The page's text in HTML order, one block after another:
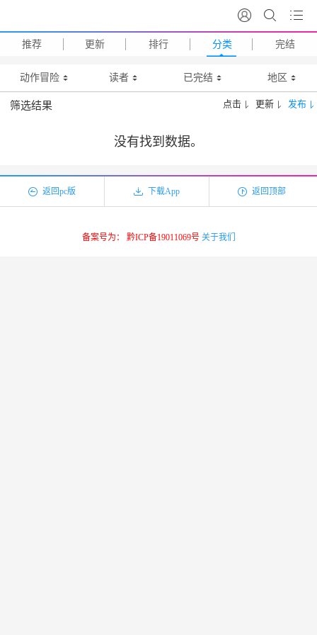
推荐 更新 排行 分类 完结
动作冒险 读者 已完结 地区
筛选结果 发布
更新
点击
没有找到数据。
返回pc版 下载App 返回顶部
备案号为： 黔ICP备19011069号 关于我们